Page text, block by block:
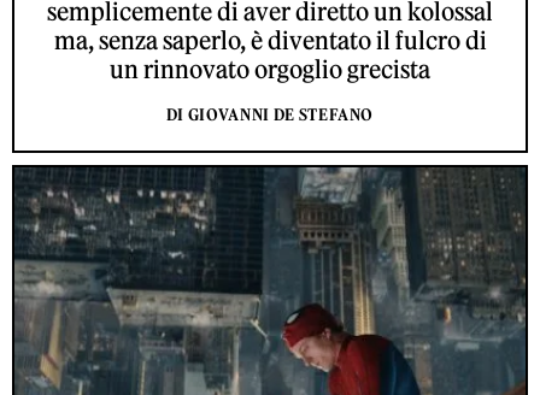
semplicemente di aver diretto un kolossal
ma, senza saperlo, è diventato il fulcro di
un rinnovato orgoglio grecista
DI GIOVANNI DE STEFANO